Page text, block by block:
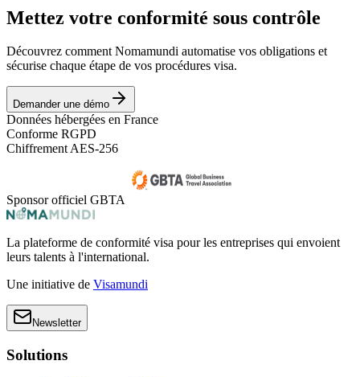
Mettez votre conformité sous contrôle
Découvrez comment Nomamundi automatise vos obligations et
sécurise chaque étape de vos procédures visa.
Demander une démo
Données hébergées en France
Conforme RGPD
Chiffrement AES-256
Sponsor officiel GBTA
La plateforme de conformité visa pour les entreprises qui envoient
leurs talents à l'international.
Une initiative de Visamundi
Newsletter
Solutions